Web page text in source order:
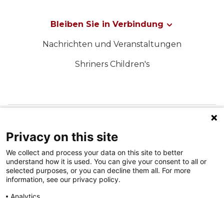
Bleiben Sie in Verbindung
Nachrichten und Veranstaltungen
Shriners Children's
Privacy on this site
We collect and process your data on this site to better
understand how it is used. You can give your consent to all or
selected purposes, or you can decline them all. For more
information, see our privacy policy.
Analytics